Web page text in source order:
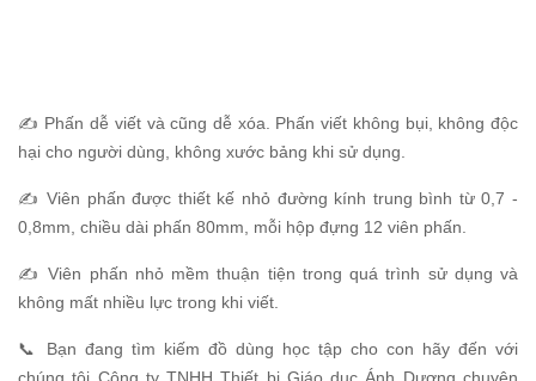
✍️ Phấn dễ viết và cũng dễ xóa. Phấn viết không bụi, không độc
hại cho người dùng, không xước bảng khi sử dụng.
✍️ Viên phấn được thiết kế nhỏ đường kính trung bình từ 0,7 -
0,8mm, chiều dài phấn 80mm, mỗi hộp đựng 12 viên phấn.
✍️ Viên phấn nhỏ mềm thuận tiện trong quá trình sử dụng và
không mất nhiều lực trong khi viết.
📞 Bạn đang tìm kiếm đồ dùng học tập cho con hãy đến với